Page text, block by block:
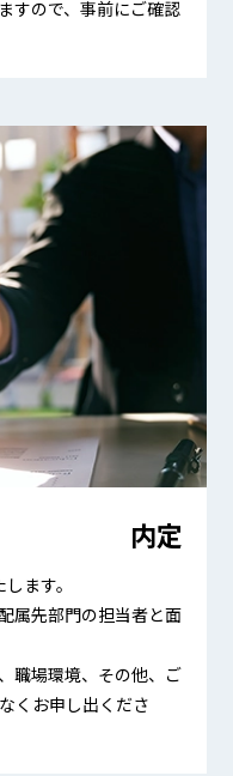
すので、事前にご確認
内定
ます。
属先部門の担当者と面
職場環境、その他、ご
くお申し出くださ